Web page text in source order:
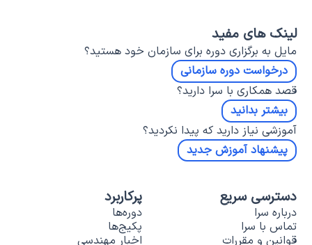
لینک های مفید
مایل به برگزاری دوره برای سازمان خود هستید؟
درخواست دوره سازمانی
قصد همکاری با سرا دارید؟
بیشتر بدانید
آموزشی نیاز دارید که پیدا نکردید؟
پیشنهاد آموزش جدید
دسترسی سریع
درباره سرا
تماس با سرا
قوانین و مقررات
پرکاربرد
دوره‌ها
پکیج‌ها
اخبار مهندسی